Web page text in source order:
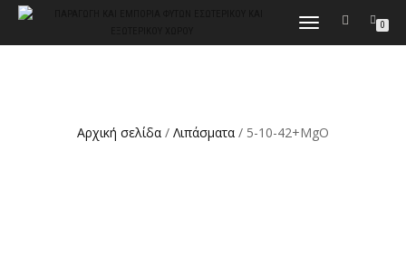
ΕΝΑΛΛΑΓΉ
0
Αρχική σελίδα / Λιπάσματα / 5-10-42+MgO